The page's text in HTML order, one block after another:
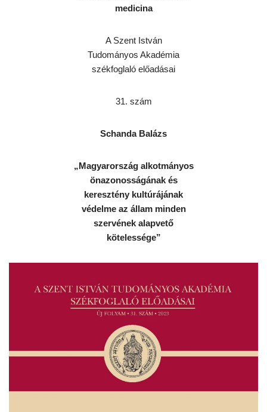
medicina
A Szent István
Tudományos Akadémia
székfoglaló előadásai
31. szám
Schanda Balázs
„Magyarország alkotmányos
önazonosságának és
keresztény kultúrájának
védelme az állam minden
szervének alapvető
kötelessége”